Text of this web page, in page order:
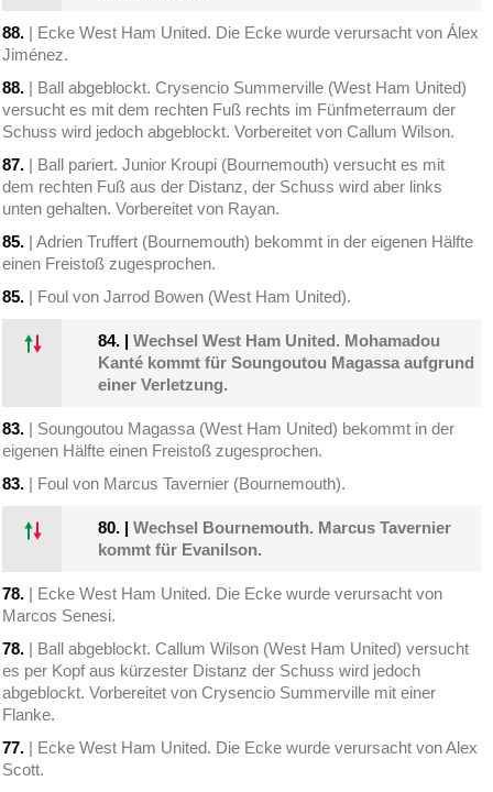
88. | Ecke West Ham United. Die Ecke wurde verursacht von Álex
Jiménez.
88. | Ball abgeblockt. Crysencio Summerville (West Ham United)
versucht es mit dem rechten Fuß rechts im Fünfmeterraum der
Schuss wird jedoch abgeblockt. Vorbereitet von Callum Wilson.
87. | Ball pariert. Junior Kroupi (Bournemouth) versucht es mit
dem rechten Fuß aus der Distanz, der Schuss wird aber links
unten gehalten. Vorbereitet von Rayan.
85. | Adrien Truffert (Bournemouth) bekommt in der eigenen Hälfte
einen Freistoß zugesprochen.
85. | Foul von Jarrod Bowen (West Ham United).
84. |Wechsel West Ham United. Mohamadou
Kanté kommt für Soungoutou Magassa aufgrund
einer Verletzung.
83. | Soungoutou Magassa (West Ham United) bekommt in der
eigenen Hälfte einen Freistoß zugesprochen.
83. | Foul von Marcus Tavernier (Bournemouth).
80. |Wechsel Bournemouth. Marcus Tavernier
kommt für Evanilson.
78. | Ecke West Ham United. Die Ecke wurde verursacht von
Marcos Senesi.
78. | Ball abgeblockt. Callum Wilson (West Ham United) versucht
es per Kopf aus kürzester Distanz der Schuss wird jedoch
abgeblockt. Vorbereitet von Crysencio Summerville mit einer
Flanke.
77. | Ecke West Ham United. Die Ecke wurde verursacht von Alex
Scott.